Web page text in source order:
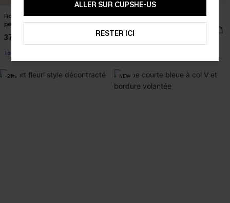
Robe longue tropicale à l’énergie
pétillante
37,00 €
Taille haute
Bikini brun à col V détail breloque
32,00 €
🔥HOT
-21% NEW
ALLER SUR CUPSHE-US
RESTER ICI